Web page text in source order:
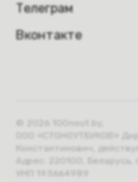
Телеграм
Вконтакте
ООО «СТОНОУТБУКОВ»
Константинович,
Адрес: 220100, Беларусь,